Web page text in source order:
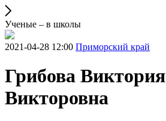
Ученые – в школы
2021-04-28 12:00 Приморский край
Грибова Виктория
Викторовна